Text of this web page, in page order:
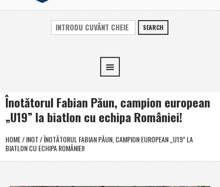
SEARCH
Înotătorul Fabian Păun, campion european
„U19” la biatlon cu echipa României!
HOME/INOT/ÎNOTĂTORUL FABIAN PĂUN, CAMPION EUROPEAN „U19” LA
BIATLON CU ECHIPA ROMÂNIEI!